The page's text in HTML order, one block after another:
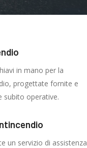
in mano per la
progettate fornite e
subito operative.
un servizio di assistenza